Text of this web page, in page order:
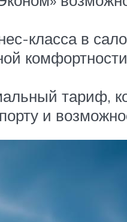
класса в
тариф,
и